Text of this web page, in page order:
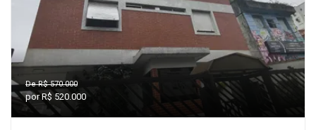
De R$ 570.000
por R$ 520.000